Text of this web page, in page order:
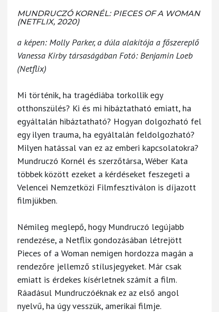
MUNDRUCZÓ KORNÉL: PIECES OF A WOMAN
(NETFLIX, 2020)
a képen: Molly Parker, a dúla alakítója a főszereplő
Vanessa Kirby társaságában Fotó: Benjamin Loeb
(Netflix)
Mi történik, ha tragédiába torkollik egy
otthonszülés? Ki és mi hibáztatható emiatt, ha
egyáltalán hibáztatható? Hogyan dolgozható fel
egy ilyen trauma, ha egyáltalán feldolgozható?
Milyen hatással van ez az emberi kapcsolatokra?
Mundruczó Kornél és szerzőtársa, Wéber Kata
többek között ezeket a kérdéseket feszegeti a
Velencei Nemzetközi Filmfesztiválon is díjazott
filmjükben.
Némileg meglepő, hogy Mundruczó legújabb
rendezése, a Netflix gondozásában létrejött
Pieces of a Woman nemigen hordozza magán a
rendezőre jellemző stílusjegyeket. Már csak
emiatt is érdekes kísérletnek számít a film.
Ráadásul Mundru­czóéknak ez az első angol
nyelvű, ha úgy vesszük, amerikai filmje.